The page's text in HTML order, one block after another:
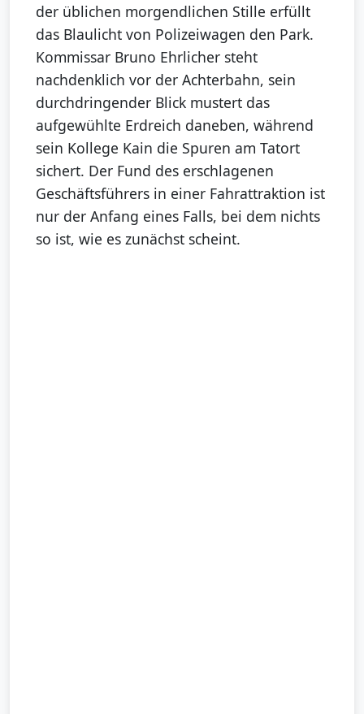
der üblichen morgendlichen Stille erfüllt
das Blaulicht von Polizeiwagen den Park.
Kommissar Bruno Ehrlicher steht
nachdenklich vor der Achterbahn, sein
durchdringender Blick mustert das
aufgewühlte Erdreich daneben, während
sein Kollege Kain die Spuren am Tatort
sichert. Der Fund des erschlagenen
Geschäftsführers in einer Fahrattraktion ist
nur der Anfang eines Falls, bei dem nichts
so ist, wie es zunächst scheint.